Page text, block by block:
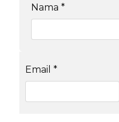
Nama *
Email *